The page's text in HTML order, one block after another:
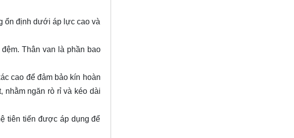
ổn định dưới áp lực cao và
Thân van là phần bao
cao để đảm bảo kín hoàn
nhằm ngăn rò rỉ và kéo dài
tiên tiến được áp dụng để